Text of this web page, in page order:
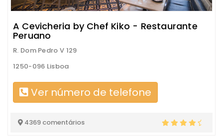
A Cevicheria by Chef Kiko - Restaurante
Peruano
R. Dom Pedro V 129
1250-096 Lisboa
Ver número de telefone
4369 comentários